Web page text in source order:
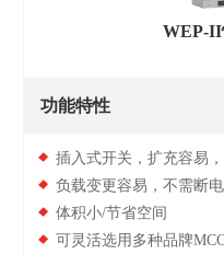
WEP-II
功能特性
插入式开关，扩充容易
负载变更容易，不需断电
体积小/节省空间
可灵活选用多种品牌